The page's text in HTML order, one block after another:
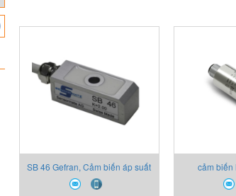
SB 46 Gefran, Cảm biến áp suất
Gefran
cảm biến